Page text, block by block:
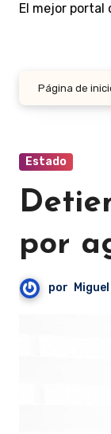
El mejor portal
Página de
Estado
por
por